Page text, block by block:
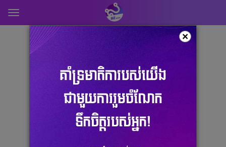
Toggle
navigation
×